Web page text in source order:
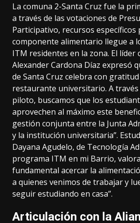
La comuna 2-Santa Cruz fue la
a través de las votaciones de
Participativo, recursos específicos
componente alimentario llegue a
ITM residentes en la zona. El líder
Alexander Cardona Díaz expresó
de Santa Cruz celebra con
restaurante universitario. A
piloto, buscamos que los
aprovechen al máximo este
gestión conjunta entre la Junta
y la institución universitaria”.
Dayana Agudelo, de Tecnología
programa ITM en mi Barrio,
fundamental acercar la
a quienes venimos de trabajar y
seguir estudiando en casa”.
Articulación con la